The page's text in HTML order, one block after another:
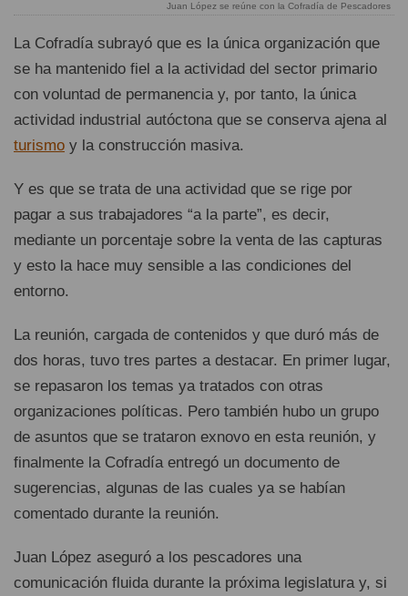
Juan López se reúne con la Cofradía de Pescadores
La Cofradía subrayó que es la única organización que
se ha mantenido fiel a la actividad del sector primario
con voluntad de permanencia y, por tanto, la única
actividad industrial autóctona que se conserva ajena al
turismo y la construcción masiva.
Y es que se trata de una actividad que se rige por
pagar a sus trabajadores “a la parte”, es decir,
mediante un porcentaje sobre la venta de las capturas
y esto la hace muy sensible a las condiciones del
entorno.
La reunión, cargada de contenidos y que duró más de
dos horas, tuvo tres partes a destacar. En primer lugar,
se repasaron los temas ya tratados con otras
organizaciones políticas. Pero también hubo un grupo
de asuntos que se trataron exnovo en esta reunión, y
finalmente la Cofradía entregó un documento de
sugerencias, algunas de las cuales ya se habían
comentado durante la reunión.
Juan López aseguró a los pescadores una
comunicación fluida durante la próxima legislatura y, si